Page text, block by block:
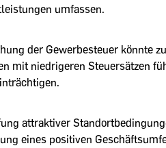
umfassen.
der Gewerbesteuer könnte
mit niedrigeren Steuersätzen
attraktiver
eines positiven